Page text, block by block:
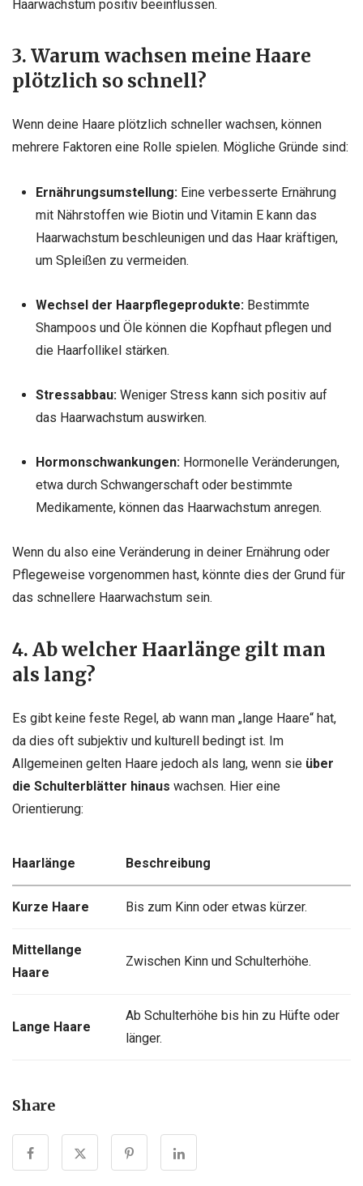
Haarwachstum positiv beeinflussen.
3. Warum wachsen meine Haare
plötzlich so schnell?
Wenn deine Haare plötzlich schneller wachsen, können
mehrere Faktoren eine Rolle spielen. Mögliche Gründe sind:
Ernährungsumstellung:Eine verbesserte Ernährung
mit Nährstoffen wie Biotin und Vitamin E kann das
Haarwachstum beschleunigen und das Haar kräftigen,
um Spleißen zu vermeiden.
Wechsel der Haarpflegeprodukte:Bestimmte
Shampoos und Öle können die Kopfhaut pflegen und
die Haarfollikel stärken.
Stressabbau:Weniger Stress kann sich positiv auf
das Haarwachstum auswirken.
Hormonschwankungen:Hormonelle Veränderungen,
etwa durch Schwangerschaft oder bestimmte
Medikamente, können das Haarwachstum anregen.
Wenn du also eine Veränderung in deiner Ernährung oder
Pflegeweise vorgenommen hast, könnte dies der Grund für
das schnellere Haarwachstum sein.
4. Ab welcher Haarlänge gilt man
als lang?
Es gibt keine feste Regel, ab wann man „lange Haare“ hat,
da dies oft subjektiv und kulturell bedingt ist. Im
Allgemeinen gelten Haare jedoch als lang, wenn sie über
die Schulterblätter hinaus wachsen. Hier eine
Orientierung:
Haarlänge Beschreibung
Kurze Haare Bis zum Kinn oder etwas kürzer.
Mittellange
Haare
Zwischen Kinn und Schulterhöhe.
Lange Haare
Ab Schulterhöhe bis hin zu Hüfte oder
länger.
Share